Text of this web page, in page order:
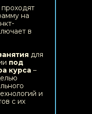
на
в
для
под
курса –
и
с их